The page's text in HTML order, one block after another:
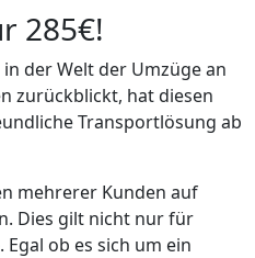
285€!
der Welt der Umzüge an
zurückblickt, hat diesen
Transportlösung ab
mehrerer Kunden auf
Dies gilt nicht nur für
ob es sich um ein